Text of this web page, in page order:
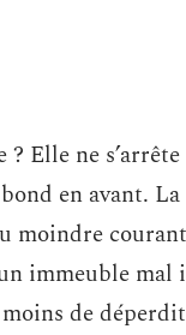
Elle ne
en avant.
moindre
immeuble mal
de